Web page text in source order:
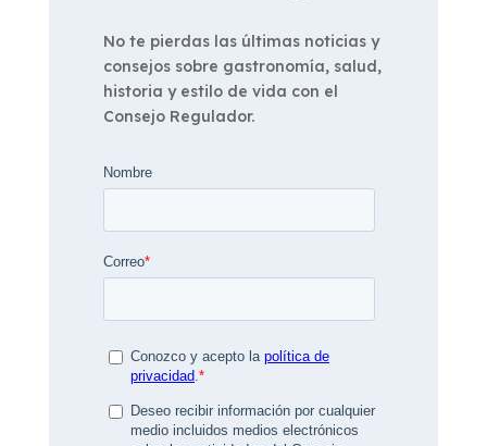
No te pierdas las últimas noticias y
consejos sobre gastronomía, salud,
historia y estilo de vida con el
Consejo Regulador.